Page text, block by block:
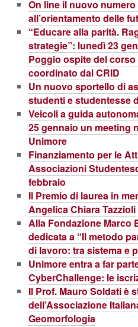
On line il nuovo
all’orientamento delle
“Educare alla parità.
strategie”: lunedì 23
Poggio ospite del
coordinato dal CRID
Un nuovo sportello di
studenti e studentesse
Veicoli a guida
25 gennaio un meeting
Unimore
Finanziamento per le
Associazioni
febbraio
Il Premio di laurea in
Angelica Chiara Tazzioli
Alla Fondazione Marco
dedicata a “Il metodo
di lavoro: tra sistema e
Unimore entra a far
CyberChallenge: le
Il Prof. Mauro Soldati è
dell’Associazione
Geomorfologia